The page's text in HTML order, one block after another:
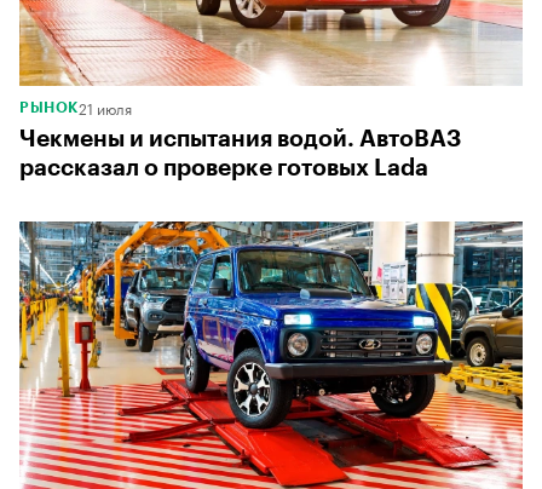
РЫНОК21 июля
Чекмены и испытания водой. АвтоВАЗ
рассказал о проверке готовых Lada